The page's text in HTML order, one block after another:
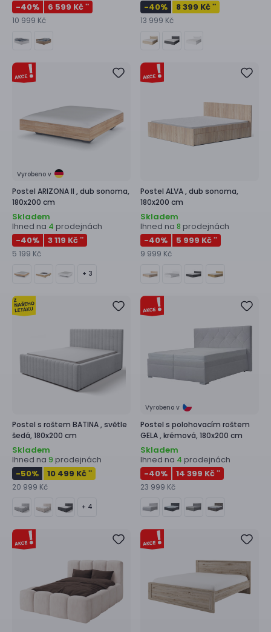
-40% 6 599 Kč **
10 999 Kč
-40% 8 399 Kč **
13 999 Kč
Vyrobeno v
Postel ARIZONA II , dub sonoma,
180x200 cm
Skladem
Ihned na 4 prodejnách
-40% 3 119 Kč **
5 199 Kč
+ 3
Postel ALVA , dub sonoma,
180x200 cm
Skladem
Ihned na 8 prodejnách
-40% 5 999 Kč **
9 999 Kč
Postel s roštem BATINA , světle
šedá, 180x200 cm
Skladem
Ihned na 9 prodejnách
-50% 10 499 Kč **
20 999 Kč
+ 4
Vyrobeno v
Postel s polohovacím roštem
GELA , krémová, 180x200 cm
Skladem
Ihned na 4 prodejnách
-40% 14 399 Kč **
23 999 Kč